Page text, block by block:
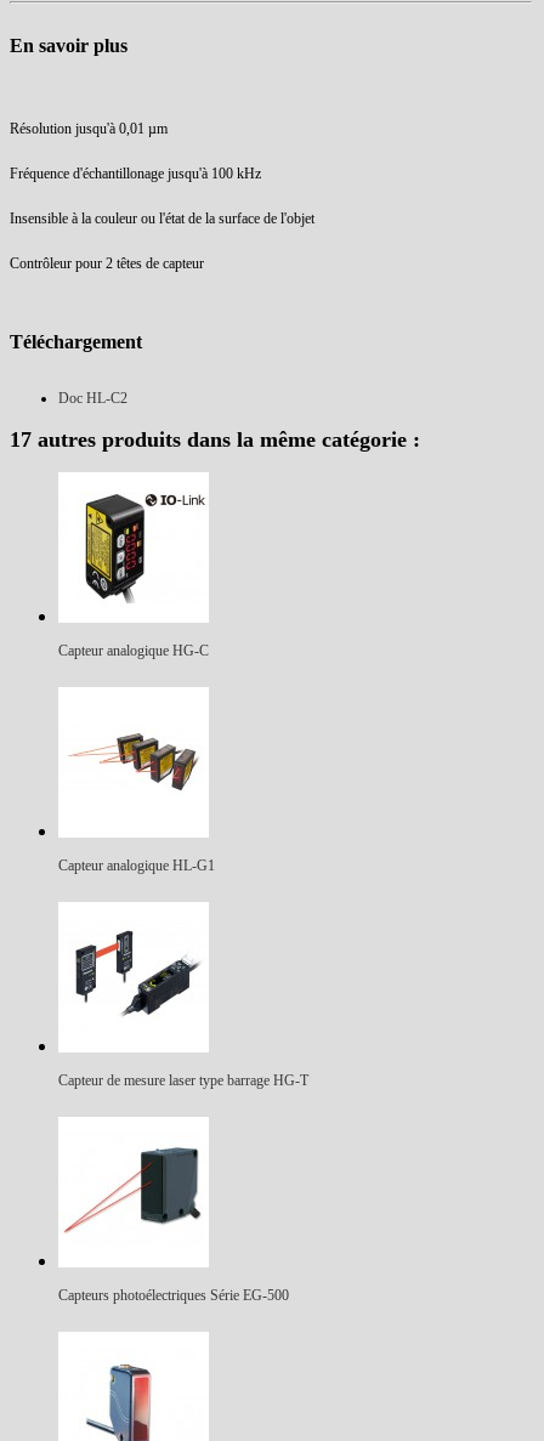
En savoir plus
Résolution jusqu'à 0,01 µm
Fréquence d'échantillonage jusqu'à 100 kHz
Insensible à la couleur ou l'état de la surface de l'objet
Contrôleur pour 2 têtes de capteur
Téléchargement
Doc HL-C2
17 autres produits dans la même catégorie :
Capteur analogique HG-C
Capteur analogique HL-G1
Capteur de mesure laser type barrage HG-T
Capteurs photoélectriques Série EG-500